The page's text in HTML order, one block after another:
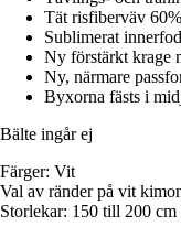
Tät risfiberväv
Sublimerat
Ny förstärkt krage
Ny, närmare
Byxorna fästs i
Bälte ingår ej
Färger: Vit
Val av ränder på vit
Storlekar: 150 till 200